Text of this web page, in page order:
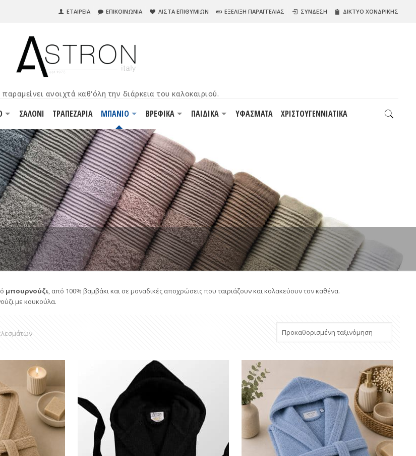
ΕΤΑΙΡΕΙΑ ΕΠΙΚΟΙΝΩΝΙΑ ΛΙΣΤΑ ΕΠΙΘΥΜΙΩΝ ΕΞΕΛΙΞΗ ΠΑΡΑΓΓΕΛΙΑΣ ΣΥΝΔΕΣΗ ΔΙΚΤΥΟ ΧΟΝΔΡΙΚΗΣ
ΣΑΛΟΝΙ ΤΡΑΠΕΖΑΡΙΑ ΜΠΑΝΙΟ ΒΡΕΦΙΚΑ ΠΑΙΔΙΚΑ ΥΦΑΣΜΑΤΑ ΧΡΙΣΤΟΥΓΕΝΝΙΑΤΙΚΑ
μπουρνούζι, από 100% βαμβάκι και σε μοναδικές αποχρώσεις που ταιριάζουν και κολακεύουν τον καθένα.
με κουκούλα.